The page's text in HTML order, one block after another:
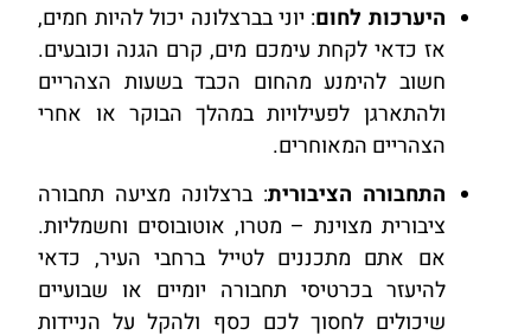
היערכות לחום: יוני בברצלונה יכול להיות חמים,
אז כדאי לקחת עימכם מים, קרם הגנה וכובעים.
חשוב להימנע מהחום הכבד בשעות הצהריים
ולהתארגן לפעילויות במהלך הבוקר או אחרי
הצהריים המאוחרים.
התחבורה הציבורית: ברצלונה מציעה תחבורה
ציבורית מצוינת – מטרו, אוטובוסים וחשמליות.
אם אתם מתכננים לטייל ברחבי העיר, כדאי
להיעזר בכרטיסי תחבורה יומיים או שבועיים
שיכולים לחסוך לכם כסף ולהקל על הניידות